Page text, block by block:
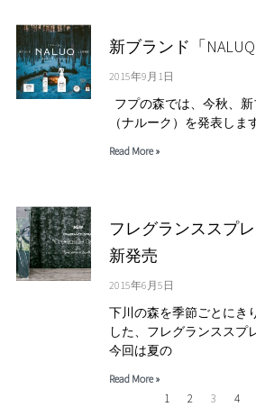
新ブランド「
2015年9月1日
フプの森では、今秋、新
（ナルーク）を発表しま
Read More »
フレグランススプレ
新発売
2015年6月5日
下川の森を季節ごとにき
した、フレグランススプ
今回は夏の
Read More »
1 2 3 4